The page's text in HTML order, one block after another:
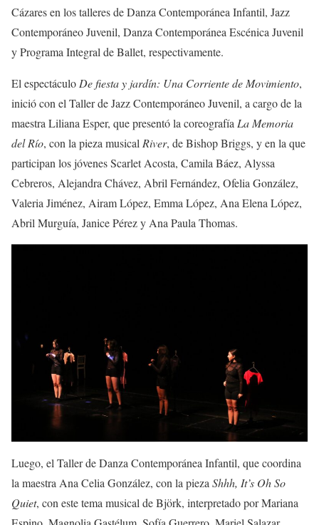
Cázares en los talleres de Danza Contemporánea Infantil, Jazz
Contemporáneo Juvenil, Danza Contemporánea Escénica Juvenil
y Programa Integral de Ballet, respectivamente.
El espectáculo De fiesta y jardín: Una Corriente de Movimiento,
inició con el Taller de Jazz Contemporáneo Juvenil, a cargo de la
maestra Liliana Esper, que presentó la coreografía La Memoria
del Río, con la pieza musical River, de Bishop Briggs, y en la que
participan los jóvenes Scarlet Acosta, Camila Báez, Alyssa
Cebreros, Alejandra Chávez, Abril Fernández, Ofelia González,
Valeria Jiménez, Airam López, Emma López, Ana Elena López,
Abril Murguía, Janice Pérez y Ana Paula Thomas.
Luego, el Taller de Danza Contemporánea Infantil, que coordina
la maestra Ana Celia González, con la pieza Shhh, It’s Oh So
Quiet, con este tema musical de Björk, interpretado por Mariana